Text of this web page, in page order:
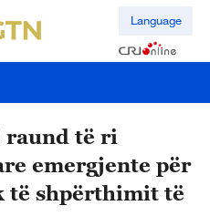
Language
raund të ri
emergjente për
të shpërthimit të